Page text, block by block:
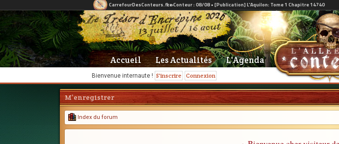
Bienvenue internaute ! S'inscrire Connexion
Accueil Les Actualités L'Agenda
M’enregistrer
Index du forum